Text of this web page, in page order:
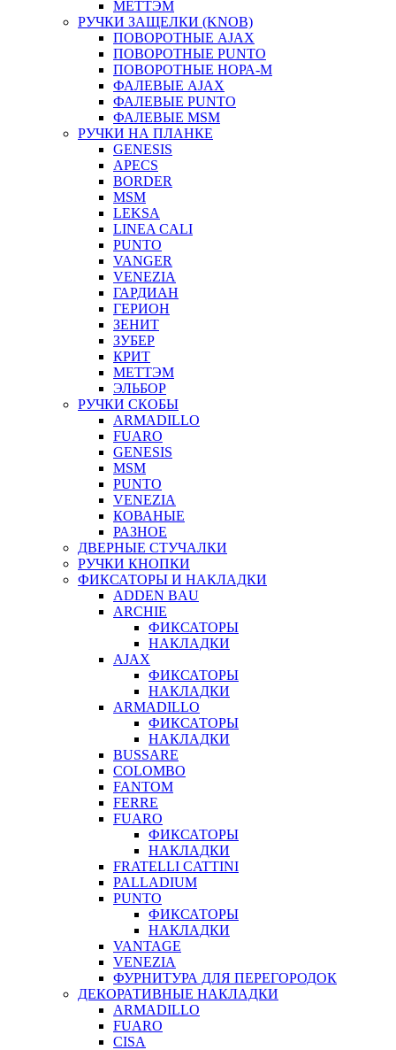
МЕТТЭМ
РУЧКИ ЗАЩЕЛКИ (KNOB)
ПОВОРОТНЫЕ AJAX
ПОВОРОТНЫЕ PUNTO
ПОВОРОТНЫЕ НОРА-М
ФАЛЕВЫЕ AJAX
ФАЛЕВЫЕ PUNTO
ФАЛЕВЫЕ MSM
РУЧКИ НА ПЛАНКЕ
GENESIS
APECS
BORDER
MSM
LEKSA
LINEA CALI
PUNTO
VANGER
VENEZIA
ГАРДИАН
ГЕРИОН
ЗЕНИТ
ЗУБЕР
КРИТ
МЕТТЭМ
ЭЛЬБОР
РУЧКИ СКОБЫ
ARMADILLO
FUARO
GENESIS
MSM
PUNTO
VENEZIA
КОВАНЫЕ
РАЗНОЕ
ДВЕРНЫЕ СТУЧАЛКИ
РУЧКИ КНОПКИ
ФИКСАТОРЫ И НАКЛАДКИ
ADDEN BAU
ARCHIE
ФИКСАТОРЫ
НАКЛАДКИ
AJAX
ФИКСАТОРЫ
НАКЛАДКИ
ARMADILLO
ФИКСАТОРЫ
НАКЛАДКИ
BUSSARE
COLOMBO
FANTOM
FERRE
FUARO
ФИКСАТОРЫ
НАКЛАДКИ
FRATELLI CATTINI
PALLADIUM
PUNTO
ФИКСАТОРЫ
НАКЛАДКИ
VANTAGE
VENEZIA
ФУРНИТУРА ДЛЯ ПЕРЕГОРОДОК
ДЕКОРАТИВНЫЕ НАКЛАДКИ
ARMADILLO
FUARO
CISA